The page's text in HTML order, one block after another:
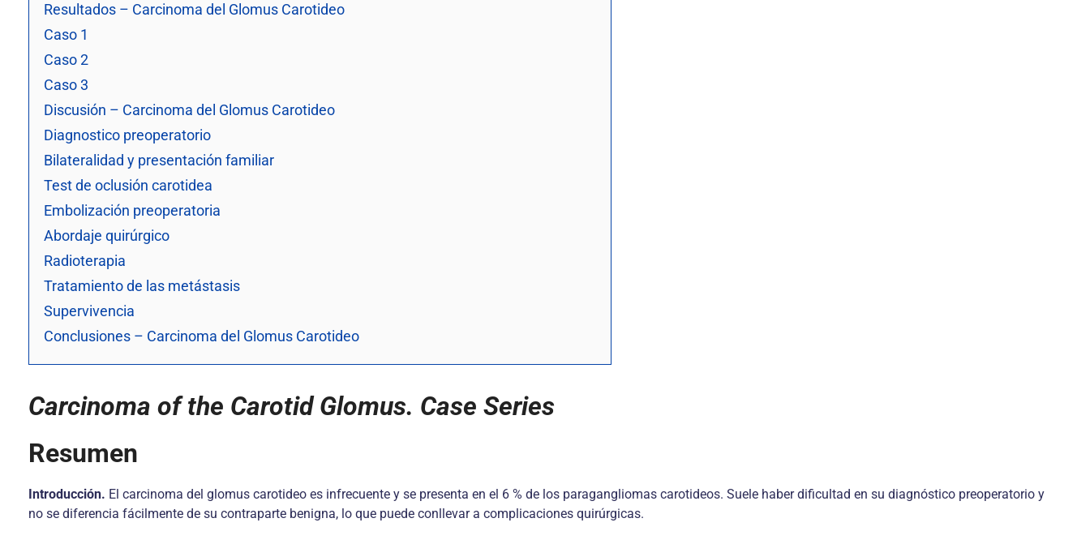
Resultados – Carcinoma del Glomus Carotideo
Caso 1
Caso 2
Caso 3
Discusión – Carcinoma del Glomus Carotideo
Diagnostico preoperatorio
Bilateralidad y presentación familiar
Test de oclusión carotidea
Embolización preoperatoria
Abordaje quirúrgico
Radioterapia
Tratamiento de las metástasis
Supervivencia
Conclusiones – Carcinoma del Glomus Carotideo
Carcinoma of the Carotid Glomus. Case Series
Resumen
Introducción. El carcinoma del glomus carotideo es infrecuente y se presenta en el 6 % de los paragangliomas carotideos. Suele haber dificultad en su diagnóstico preoperatorio y
no se diferencia fácilmente de su contraparte benigna, lo que puede conllevar a complicaciones quirúrgicas.